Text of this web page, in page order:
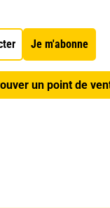
Je m'abonne
un point de